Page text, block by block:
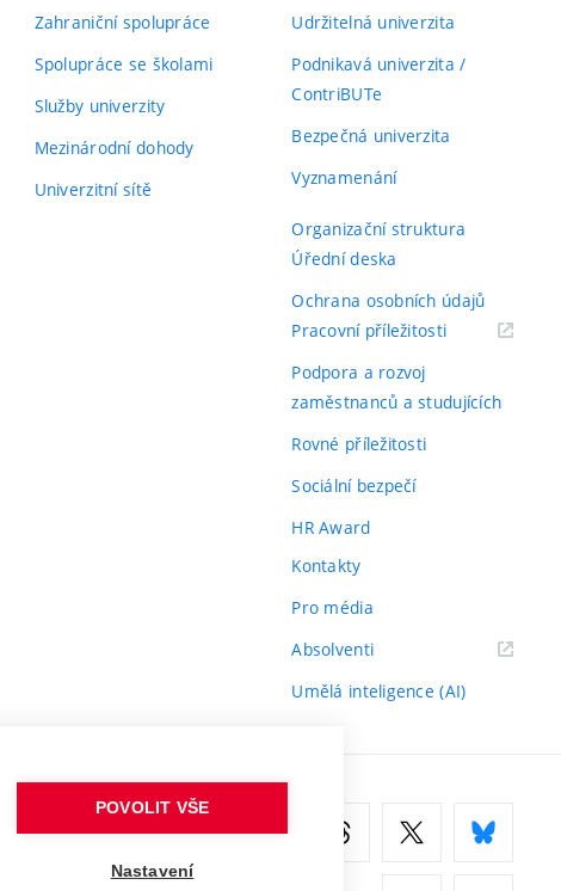
Zahraniční spolupráce
Spolupráce se školami
Služby univerzity
Mezinárodní dohody
Univerzitní sítě
Udržitelná univerzita
Podnikavá univerzita /
ContriBUTe
Bezpečná univerzita
Vyznamenání
Organizační struktura
Úřední deska
Ochrana osobních údajů
Pracovní příležitosti(externí
Podpora a rozvoj
zaměstnanců a studujících
Rovné příležitosti
Sociální bezpečí
HR Award
Kontakty
Pro média
Absolventi(externí
Umělá inteligence (AI)
POVOLIT VŠE
Nastavení